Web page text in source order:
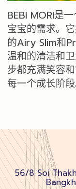
BEBI MORI是
宝宝的需求。
的Airy Slim和
温和的清洁和
步都充满笑容
每一个成长阶
56/8 Soi